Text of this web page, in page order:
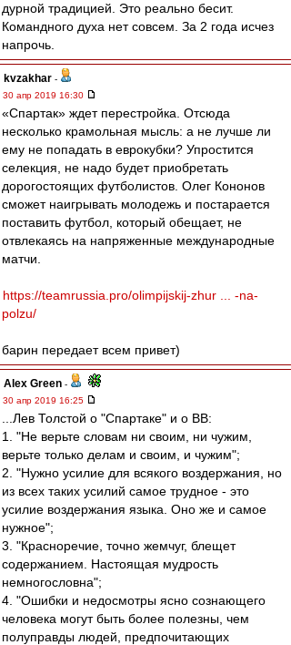
дурной традицией. Это реально бесит.
Командного духа нет совсем. За 2 года исчез
напрочь.
kvzakhar -
30 апр 2019 16:30
«Спартак» ждет перестройка. Отсюда
несколько крамольная мысль: а не лучше ли
ему не попадать в еврокубки? Упростится
селекция, не надо будет приобретать
дорогостоящих футболистов. Олег Кононов
сможет наигрывать молодежь и постарается
поставить футбол, который обещает, не
отвлекаясь на напряженные международные
матчи.
https://teamrussia.pro/olimpijskij-zhur ... -na-
polzu/
барин передает всем привет)
Alex Green -
30 апр 2019 16:25
...Лев Толстой о "Спартаке" и о ВВ:
1. "Не верьте словам ни своим, ни чужим,
верьте только делам и своим, и чужим";
2. "Нужно усилие для всякого воздержания, но
из всех таких усилий самое трудное - это
усилие воздержания языка. Оно же и самое
нужное";
3. "Красноречие, точно жемчуг, блещет
содержанием. Настоящая мудрость
немногословна";
4. "Ошибки и недосмотры ясно сознающего
человека могут быть более полезны, чем
полуправды людей, предпочитающих